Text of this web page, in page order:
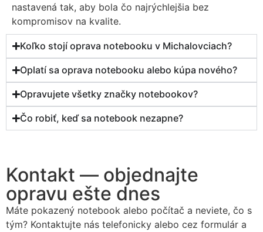
nastavená tak, aby bola čo najrýchlejšia bez
kompromisov na kvalite.
Koľko stojí oprava notebooku v Michalovciach?
Oplatí sa oprava notebooku alebo kúpa nového?
Opravujete všetky značky notebookov?
Čo robiť, keď sa notebook nezapne?
Kontakt — objednajte
opravu ešte dnes
Máte pokazený notebook alebo počítač a neviete, čo s
tým? Kontaktujte nás telefonicky alebo cez formulár a